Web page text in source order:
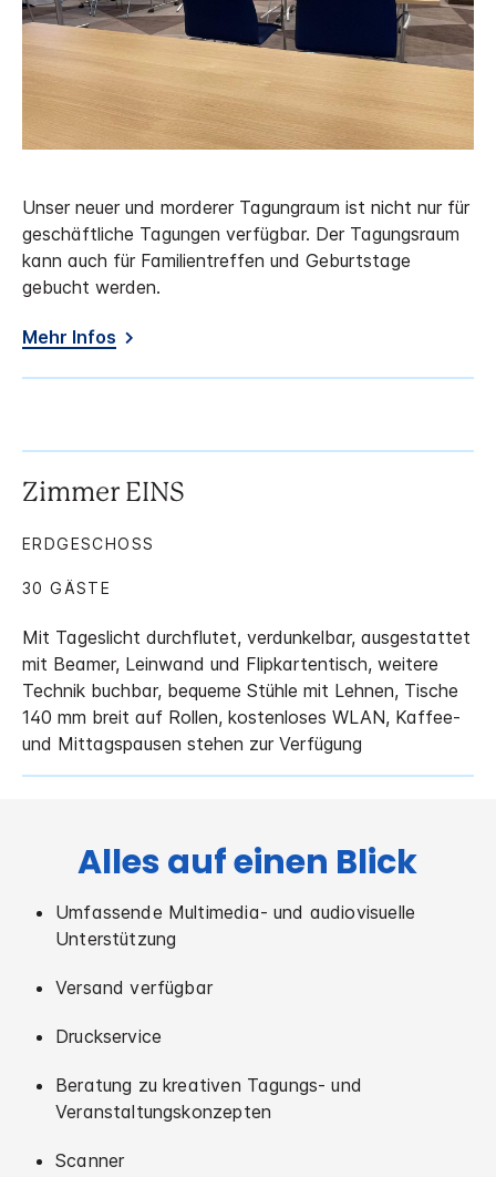
Unser neuer und morderer Tagungraum ist nicht nur für
geschäftliche Tagungen verfügbar. Der Tagungsraum
kann auch für Familientreffen und Geburtstage
gebucht werden.
Mehr Infos
Zimmer EINS
Mit Tageslicht durchflutet, verdunkelbar, ausgestattet
mit Beamer, Leinwand und Flipkartentisch, weitere
Technik buchbar, bequeme Stühle mit Lehnen, Tische
140 mm breit auf Rollen, kostenloses WLAN, Kaffee-
und Mittagspausen stehen zur Verfügung
ERDGESCHOSS
30 GÄSTE
Alles auf einen Blick
Umfassende Multimedia- und audiovisuelle
Unterstützung
Versand verfügbar
Druckservice
Beratung zu kreativen Tagungs- und
Veranstaltungskonzepten
Scanner